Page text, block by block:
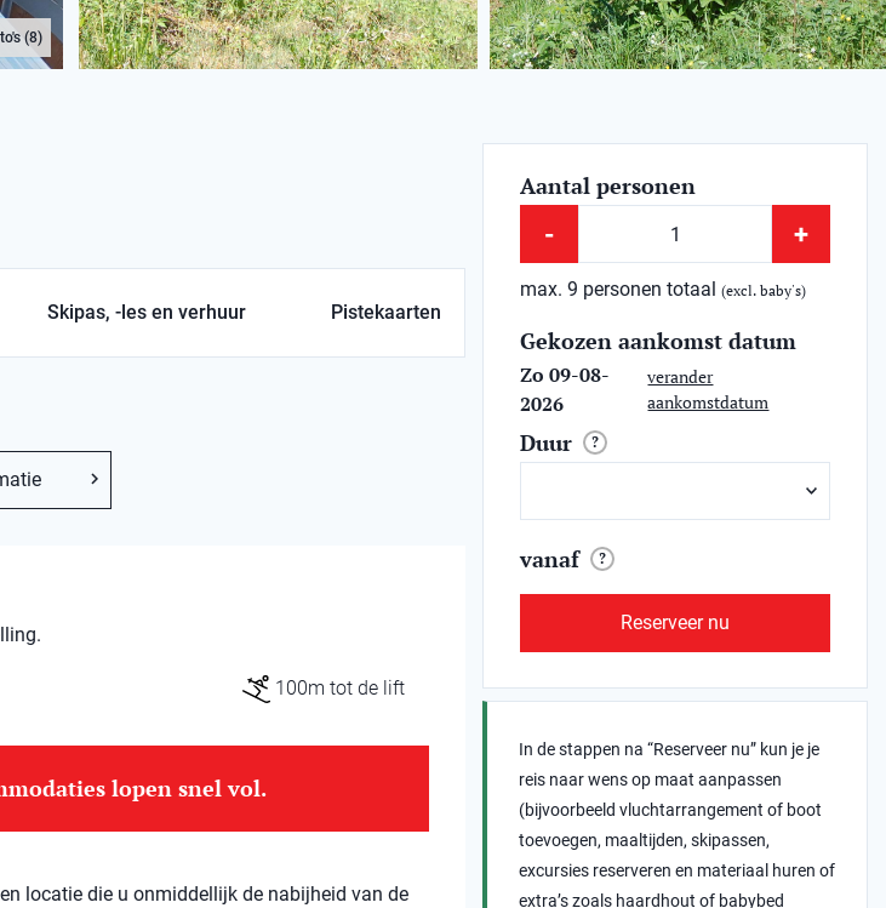
(8)
Skipas, -les en verhuur Pistekaarten
100m tot de lift
lopen snel vol.
locatie die u onmiddellijk de nabijheid van de
Aantal personen
- +
max. 9 personen totaal(excl. baby's)
Gekozen aankomst datum
Zo 09-08-
2026
verander
aankomstdatum
Duur ?
vanaf ?
Reserveer nu
In de stappen na “Reserveer nu” kun je je
reis naar wens op maat aanpassen
(bijvoorbeeld vluchtarrangement of boot
toevoegen, maaltijden, skipassen,
excursies reserveren en materiaal huren of
extra’s zoals haardhout of babybed